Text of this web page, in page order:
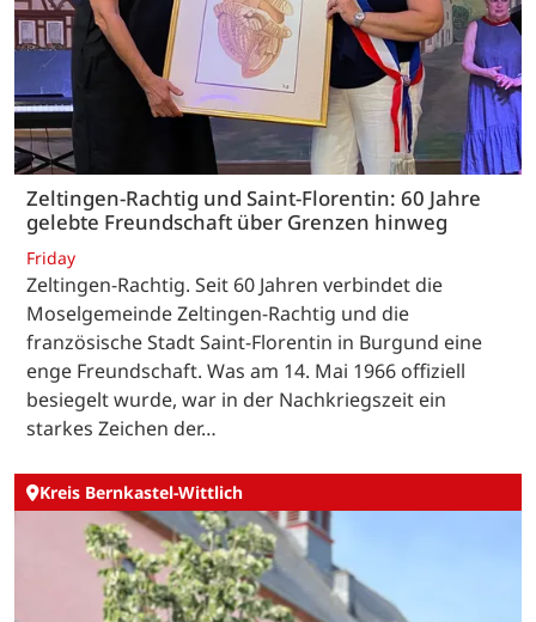
Zeltingen-Rachtig und Saint-Florentin: 60 Jahre
gelebte Freundschaft über Grenzen hinweg
Friday
Zeltingen-Rachtig. Seit 60 Jahren verbindet die
Moselgemeinde Zeltingen-Rachtig und die
französische Stadt Saint-Florentin in Burgund eine
enge Freundschaft. Was am 14. Mai 1966 offiziell
besiegelt wurde, war in der Nachkriegszeit ein
starkes Zeichen der…
Kreis Bernkastel-Wittlich